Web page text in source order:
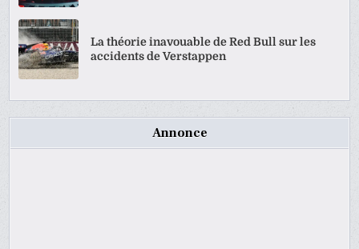
La théorie inavouable de Red Bull sur les
accidents de Verstappen
Annonce